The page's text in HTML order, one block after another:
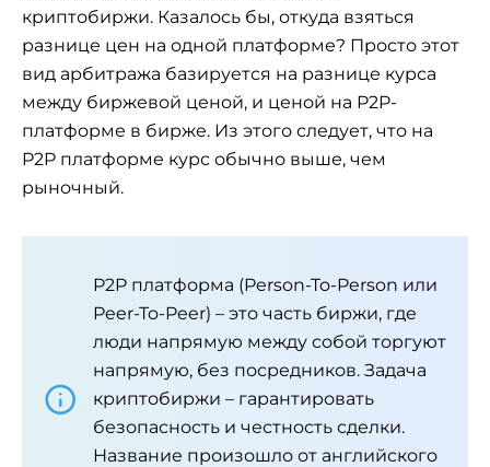
криптобиржи. Казалось бы, откуда взяться
разнице цен на одной платформе? Просто этот
вид арбитража базируется на разнице курса
между биржевой ценой, и ценой на P2P-
платформе в бирже. Из этого следует, что на
P2P платформе курс обычно выше, чем
рыночный.
P2P платформа (Person-To-Person или
Peer-To-Peer) – это часть биржи, где
люди напрямую между собой торгуют
напрямую, без посредников. Задача
криптобиржи – гарантировать
безопасность и честность сделки.
Название произошло от английского